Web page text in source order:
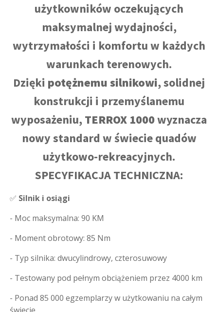
użytkowników oczekujących
maksymalnej wydajności,
wytrzymałości i komfortu w każdych
warunkach terenowych.
Dzięki potężnemu silnikowi, solidnej
konstrukcji i przemyślanemu
wyposażeniu, TERROX 1000wyznacza
nowy standard w świecie quadów
użytkowo-rekreacyjnych.
SPECYFIKACJA TECHNICZNA:
✅ Silnik i osiągi
- Moc maksymalna: 90 KM
- Moment obrotowy: 85 Nm
- Typ silnika: dwucylindrowy, czterosuwowy
- Testowany pod pełnym obciążeniem przez 4000 km
- Ponad 85 000 egzemplarzy w użytkowaniu na całym